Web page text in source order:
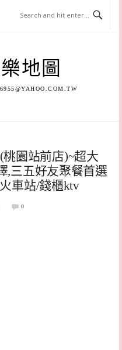
地圖
桃園站前店)~超大
,三五好友聚餐首選
車站/錢櫃ktv
0